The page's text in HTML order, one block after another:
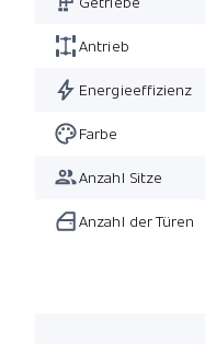
Mischb.
Head-Up Display
Nackenwärmer
Adaptives M Fahrwerk
Antrieb
Energieeffizienz
Farbe
Anzahl Sitze
Anzahl der Türen